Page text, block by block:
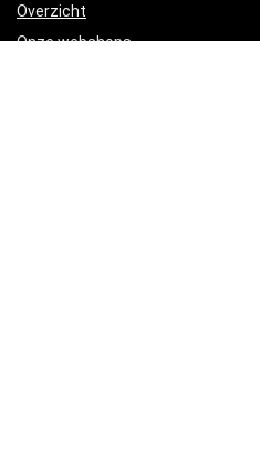
Overzicht
Onze webshops